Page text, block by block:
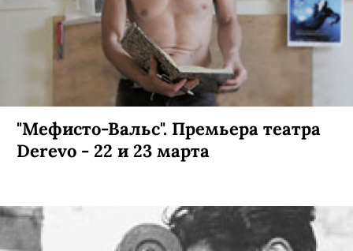
"Мефисто-Вальс". Премьера театра
Derevo - 22 и 23 марта